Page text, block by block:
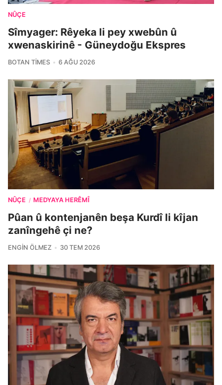
NÛÇE
Sîmyager: Rêyeka li pey xwebûn û
xwenaskirinê - Güneydoğu Ekspres
BOTAN TIMES 6 AĞU 2026
NÛÇE / MEDYAYA HERÊMÎ
Pûan û kontenjanên beşa Kurdî li kîjan
zanîngehê çi ne?
ENGIN ÖLMEZ 30 TEM 2026